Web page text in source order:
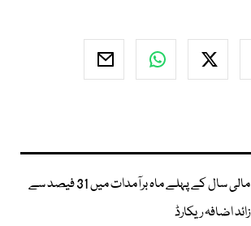
مالی سال کے پہلے ماہ برآمدات میں 31 فیصد سے
زائد اضافہ ریکارڈ